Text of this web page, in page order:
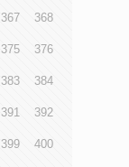
367 368
375 376
383 384
391 392
399 400